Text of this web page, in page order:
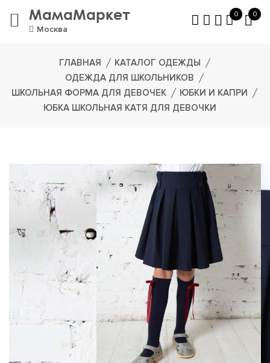
МамаМаркет
Москва
0 0
ГЛАВНАЯ
КАТАЛОГ ОДЕЖДЫ
ОДЕЖДА ДЛЯ ШКОЛЬНИКОВ
ШКОЛЬНАЯ ФОРМА ДЛЯ ДЕВОЧЕК
ЮБКИ И КАПРИ
ЮБКА ШКОЛЬНАЯ КАТЯ ДЛЯ ДЕВОЧКИ